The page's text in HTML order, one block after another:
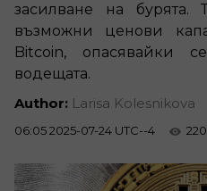
засилване на бурята.
възможни ценови
Bitcoin, опасявайки
водещата.
Author: Larisa Kolesnikova
06:05 2025-07-24 UTC--4